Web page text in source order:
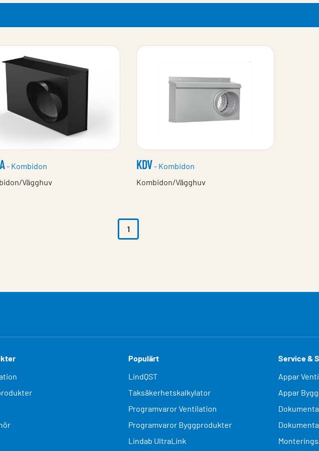
- Kombidon
Vägghuv
KDV- Kombidon
Kombidon/Vägghuv
1
Populärt
LindQST
Taksäkerhetskalkylator
Programvaror Ventilation
Programvaror Byggprodukter
Lindab UltraLink
Service &
Appar
Appar